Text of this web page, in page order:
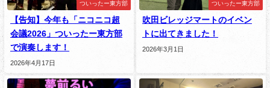
ついったー東方部
【告知】今年も「ニコニコ超
会議2026」ついったー東方部
で演奏します！
2026年4月17日
ついったー東方部
吹田ビレッジマートのイベン
トに出てきました！
2026年3月1日